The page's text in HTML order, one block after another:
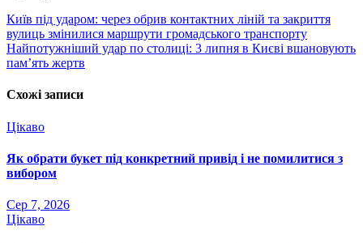
Навігація
записів
Київ під ударом: через обрив контактних ліній та закриття
вулиць змінилися маршрути громадського транспорту
Найпотужніший удар по столиці: 3 липня в Києві вшановують
пам’ять жертв
Схожі записи
Цікаво
Як обрати букет під конкретний привід і не помилитися з
вибором
Сер 7, 2026
Цікаво